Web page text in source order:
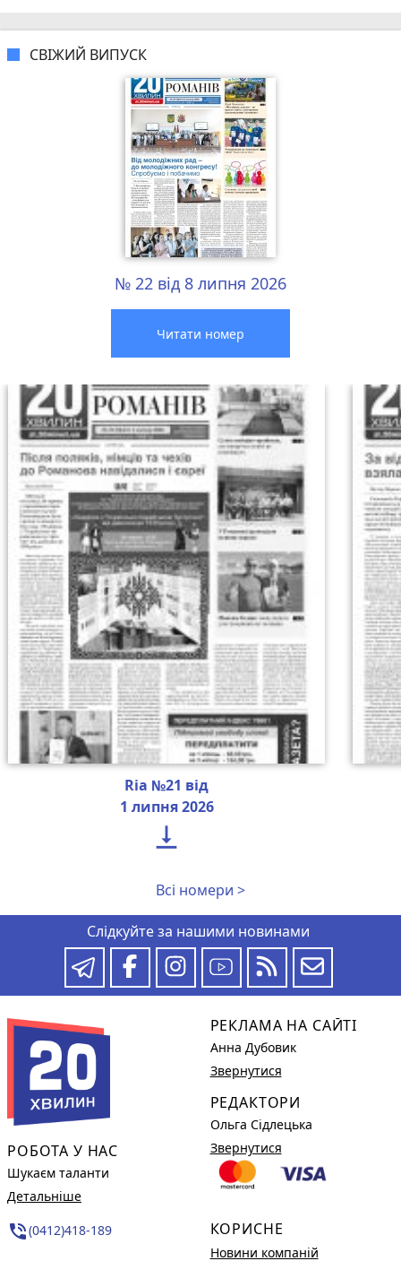
СВІЖИЙ ВИПУСК
№ 22 від 8 липня 2026
Читати номер
Ria №21 від
1 липня 2026

Всі номери >
Слідкуйте за нашими новинами
РОБОТА У НАС
Шукаєм таланти
Детальніше
phone_in_talk(0412)418-189
РЕКЛАМА НА САЙТІ
Анна Дубовик
Звернутися
РЕДАКТОРИ
Ольга Сідлецька
Звернутися
КОРИСНЕ
Новини компаній